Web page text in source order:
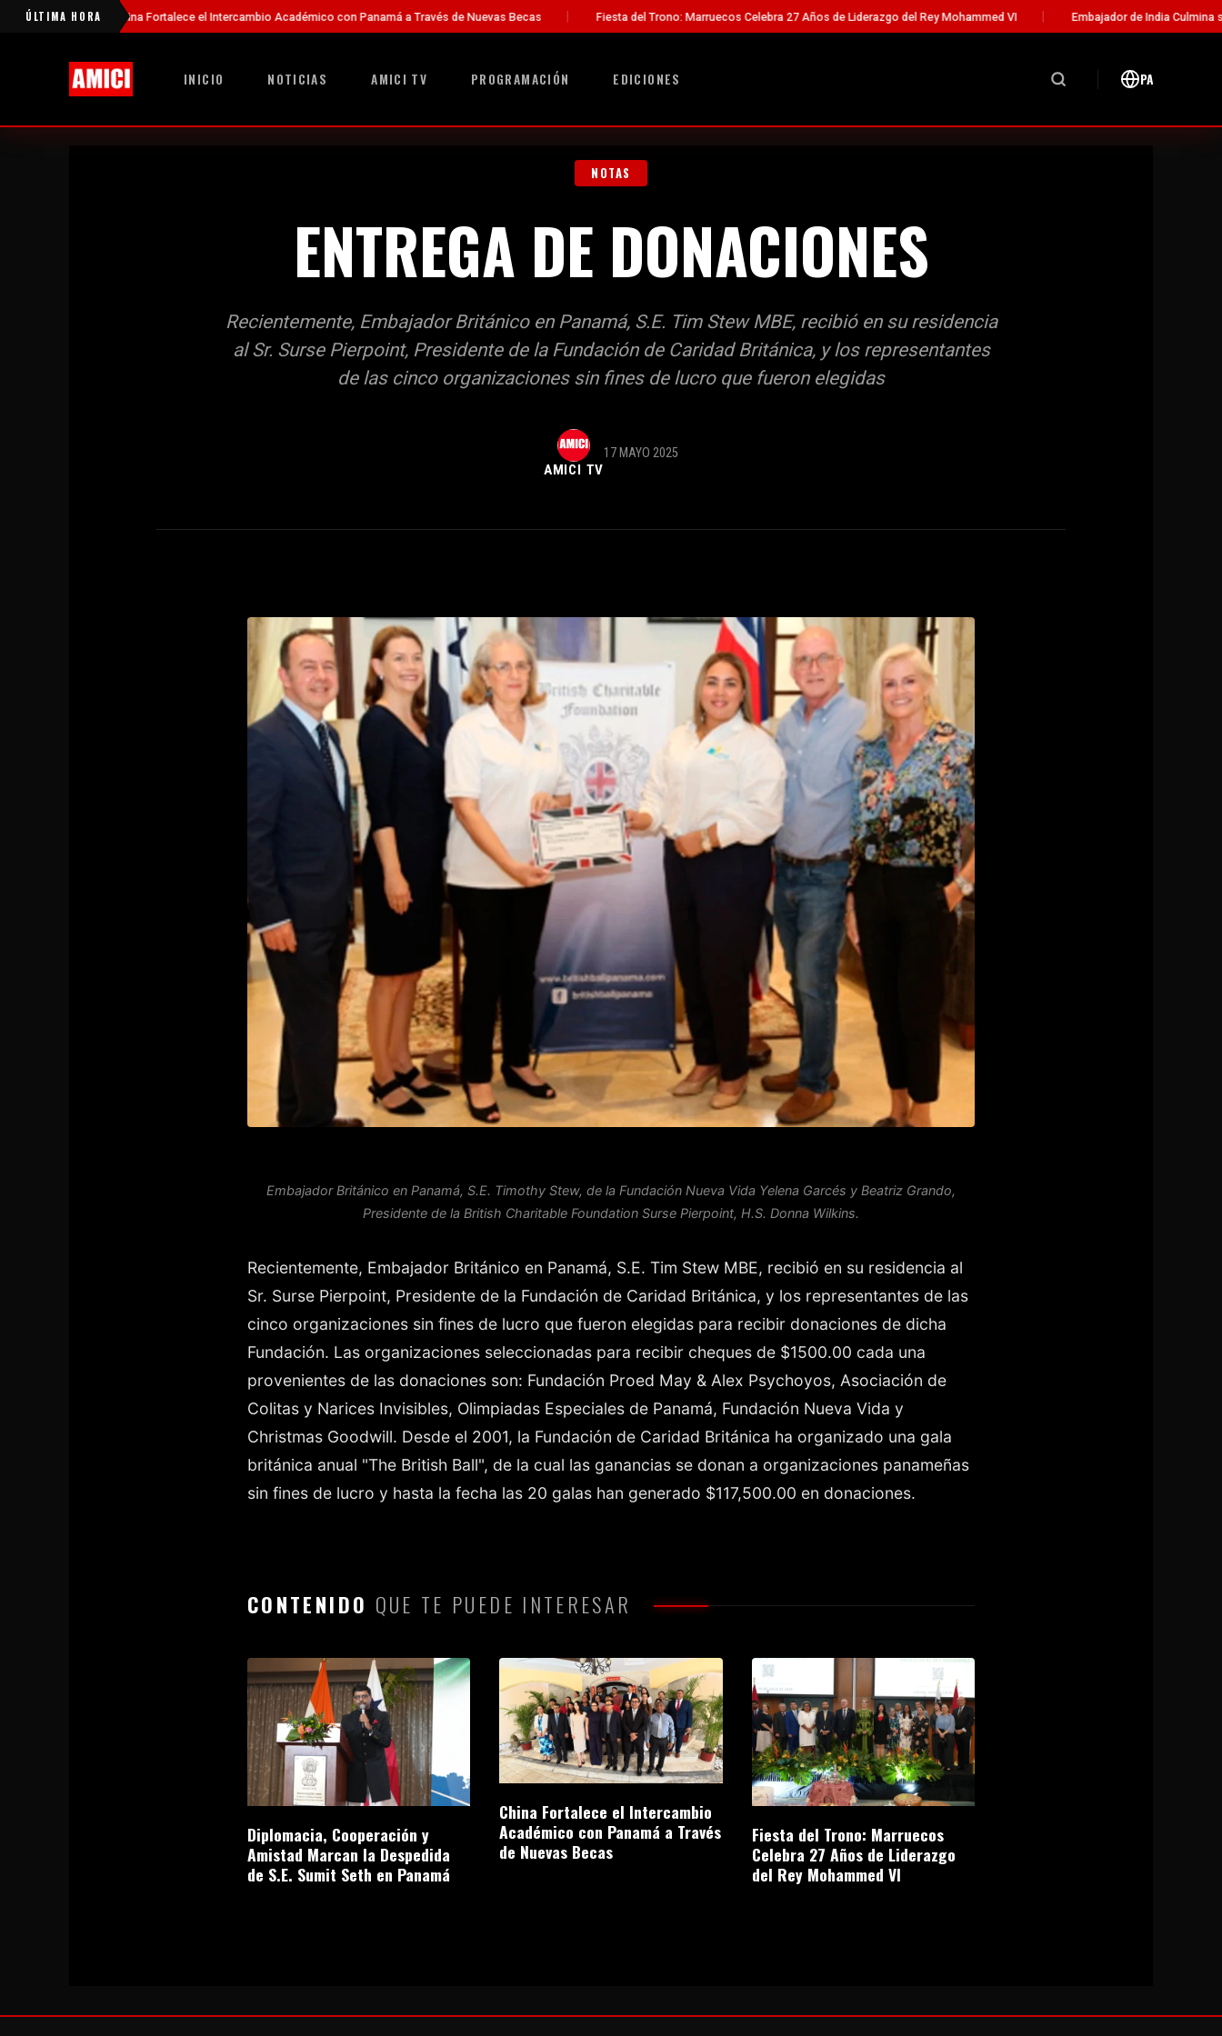
ÚLTIMA HORA
China Fortalece el Intercambio Académico con Panamá a Través de Nuevas Becas Fiesta del Trono: Marruecos Celebra 27 Años de Liderazgo del Rey Mohammed VI Embajador de India Culmina su Misión
INICIO NOTICIAS AMICI TV PROGRAMACIÓN EDICIONES PA
NOTAS
ENTREGA DE DONACIONES
Recientemente, Embajador Británico en Panamá, S.E. Tim Stew MBE, recibió en su residencia
al Sr. Surse Pierpoint, Presidente de la Fundación de Caridad Británica, y los representantes
de las cinco organizaciones sin fines de lucro que fueron elegidas
AMICI TV
17 MAYO 2025
Embajador Británico en Panamá, S.E. Timothy Stew, de la Fundación Nueva Vida Yelena Garcés y Beatriz Grando,
Presidente de la British Charitable Foundation Surse Pierpoint, H.S. Donna Wilkins.
Recientemente, Embajador Británico en Panamá, S.E. Tim Stew MBE, recibió en su residencia al
Sr. Surse Pierpoint, Presidente de la Fundación de Caridad Británica, y los representantes de las
cinco organizaciones sin fines de lucro que fueron elegidas para recibir donaciones de dicha
Fundación. Las organizaciones seleccionadas para recibir cheques de $1500.00 cada una
provenientes de las donaciones son: Fundación Proed May & Alex Psychoyos, Asociación de
Colitas y Narices Invisibles, Olimpiadas Especiales de Panamá, Fundación Nueva Vida y
Christmas Goodwill. Desde el 2001, la Fundación de Caridad Británica ha organizado una gala
británica anual "The British Ball", de la cual las ganancias se donan a organizaciones panameñas
sin fines de lucro y hasta la fecha las 20 galas han generado $117,500.00 en donaciones.
CONTENIDO QUE TE PUEDE INTERESAR
Diplomacia, Cooperación y
Amistad Marcan la Despedida
de S.E. Sumit Seth en Panamá
China Fortalece el Intercambio
Académico con Panamá a Través
de Nuevas Becas
Fiesta del Trono: Marruecos
Celebra 27 Años de Liderazgo
del Rey Mohammed VI